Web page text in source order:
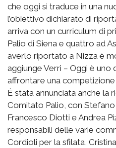
che oggi si traduce in una
l’obiettivo dichiarato di
arriva con un curriculum di
Palio di Siena e quattro ad
averlo riportato a Nizza è
aggiunge Verri – Oggi è
affrontare una
È stata annunciata anche la
Comitato Palio, con
Francesco Diotti e Andrea
responsabili delle varie
Cordioli per la sfilata,